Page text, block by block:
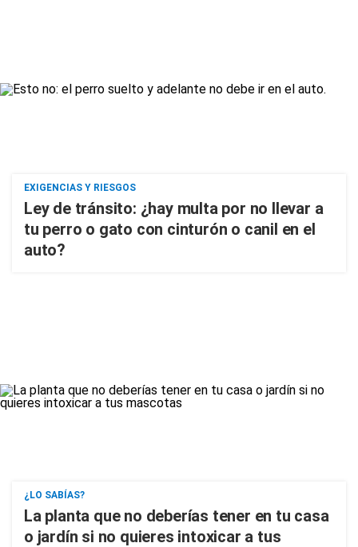
EXIGENCIAS Y RIESGOS
Ley de tránsito: ¿hay multa por no llevar a
tu perro o gato con cinturón o canil en el
auto?
¿LO SABÍAS?
La planta que no deberías tener en tu casa
o jardín si no quieres intoxicar a tus